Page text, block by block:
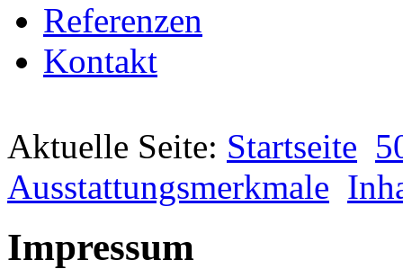
Referenzen
Kontakt
Aktuelle Seite: Startseite
Ausstattungsmerkmale
Impressum